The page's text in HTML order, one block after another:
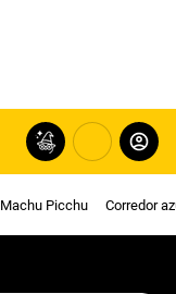
Machu Picchu Corredor